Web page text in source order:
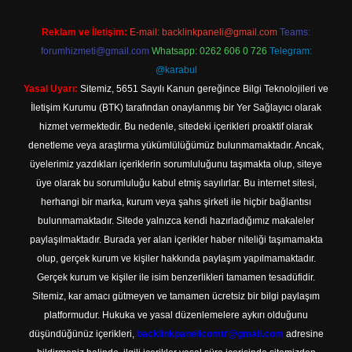
Reklam ve İletişim: E-mail: backlinkpaneli@gmail.com Teams:
forumhizmeti@gmail.com Whatsapp: 0262 606 0 726 Telegram:
@karabul
Yasal Uyarı: Sitemiz, 5651 Sayılı Kanun gereğince Bilgi Teknolojileri ve
İletişim Kurumu (BTK) tarafından onaylanmış bir Yer Sağlayıcı olarak
hizmet vermektedir. Bu nedenle, sitedeki içerikleri proaktif olarak
denetleme veya araştırma yükümlülüğümüz bulunmamaktadır. Ancak,
üyelerimiz yazdıkları içeriklerin sorumluluğunu taşımakta olup, siteye
üye olarak bu sorumluluğu kabul etmiş sayılırlar. Bu internet sitesi,
herhangi bir marka, kurum veya şahıs şirketi ile hiçbir bağlantısı
bulunmamaktadır. Sitede yalnızca kendi hazırladığımız makaleler
paylaşılmaktadır. Burada yer alan içerikler haber niteliği taşımamakta
olup, gerçek kurum ve kişiler hakkında paylaşım yapılmamaktadır.
Gerçek kurum ve kişiler ile isim benzerlikleri tamamen tesadüfidir.
Sitemiz, kar amacı gütmeyen ve tamamen ücretsiz bir bilgi paylaşım
platformudur. Hukuka ve yasal düzenlemelere aykırı olduğunu
düşündüğünüz içerikleri, backlinkpanelicomtr@gmail.com adresine